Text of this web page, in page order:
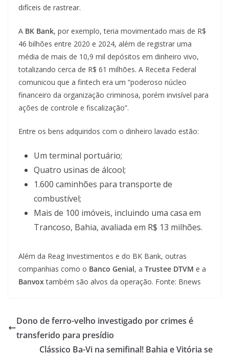
difíceis de rastrear.
A BK Bank, por exemplo, teria movimentado mais de R$
46 bilhões entre 2020 e 2024, além de registrar uma
média de mais de 10,9 mil depósitos em dinheiro vivo,
totalizando cerca de R$ 61 milhões. A Receita Federal
comunicou que a fintech era um “poderoso núcleo
financeiro da organização criminosa, porém invisível para
ações de controle e fiscalização”.
Entre os bens adquiridos com o dinheiro lavado estão:
Um terminal portuário;
Quatro usinas de álcool;
1.600 caminhões para transporte de
combustível;
Mais de 100 imóveis, incluindo uma casa em
Trancoso, Bahia, avaliada em R$ 13 milhões.
Além da Reag Investimentos e do BK Bank, outras
companhias como o Banco Genial, a Trustee DTVM e a
Banvoxtambém são alvos da operação. Fonte: Bnews
Dono de ferro-velho investigado por crimes é
transferido para presídio
Clássico Ba-Vi na semifinal! Bahia e Vitória se